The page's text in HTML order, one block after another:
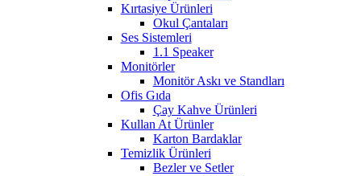
Kırtasiye Ürünleri
Okul Çantaları
Ses Sistemleri
1.1 Speaker
Monitörler
Monitör Askı ve Standları
Ofis Gıda
Çay Kahve Ürünleri
Kullan At Ürünler
Karton Bardaklar
Temizlik Ürünleri
Bezler ve Setler